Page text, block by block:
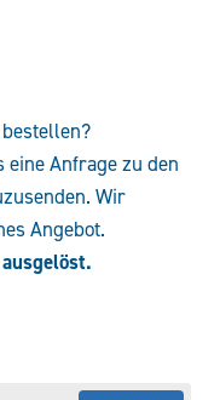
eine Anfrage zu den
Wir
Angebot.